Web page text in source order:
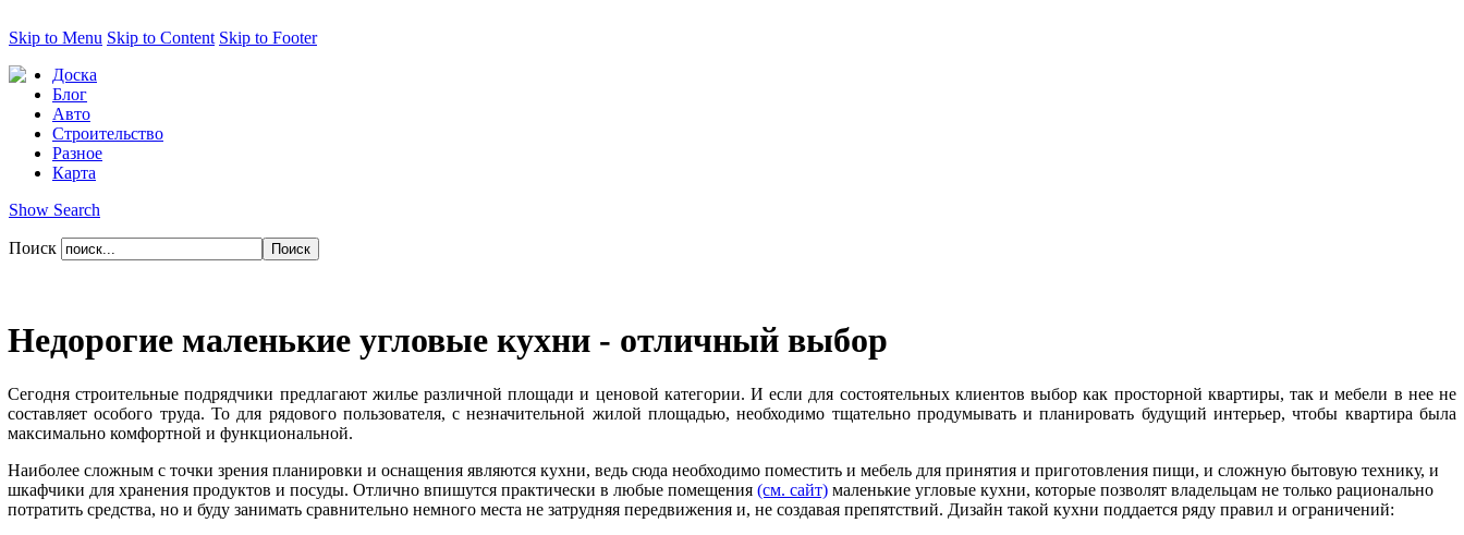
Skip to Menu Skip to Content Skip to Footer
Доска
Блог
Авто
Строительство
Разное
Карта
Show Search
Поиск
Недорогие маленькие угловые кухни - отличный выбор
Сегодня строительные подрядчики предлагают жилье различной площади и ценовой категории. И если для состоятельных клиентов выбор как просторной квартиры, так и мебели в нее не
составляет особого труда. То для рядового пользователя, с незначительной жилой площадью, необходимо тщательно продумывать и планировать будущий интерьер, чтобы квартира была
максимально комфортной и функциональной.
Наиболее сложным с точки зрения планировки и оснащения являются кухни, ведь сюда необходимо поместить и мебель для принятия и приготовления пищи, и сложную бытовую технику, и
шкафчики для хранения продуктов и посуды. Отлично впишутся практически в любые помещения (см. сайт) маленькие угловые кухни, которые позволят владельцам не только рационально
потратить средства, но и буду занимать сравнительно немного места не затрудняя передвижения и, не создавая препятствий. Дизайн такой кухни поддается ряду правил и ограничений: